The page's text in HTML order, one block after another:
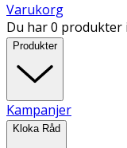
Varukorg
Du har 0 produkter
Produkter
Kampanjer
Kloka Råd